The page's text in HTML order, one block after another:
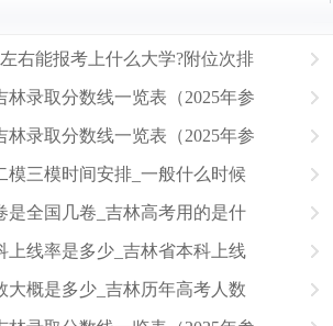
右能报考上什么大学?附位次排
林录取分数线一览表（2025年参
林录取分数线一览表（2025年参
模三模时间安排_一般什么时候
是全国几卷_吉林高考用的是什
上线率是多少_吉林省本科上线
大概是多少_吉林历年高考人数